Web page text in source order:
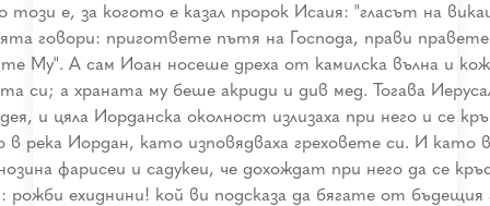
е, за когото е казал пророк Исаия: "гласът на
говори: пригответе пътя на Господа, прави правете
Му". А сам Иоан носеше дреха от камилска вълна и
си; а храната му беше акриди и див мед. Тогава
и цяла Иорданска околност излизаха при него и се
в река Иордан, като изповядваха греховете си. И като
фарисеи и садукеи, че дохождат при него да се
рожби ехиднини! кой ви подсказа да бягате от бъдещия